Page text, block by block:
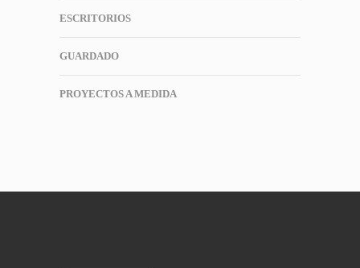
ESCRITORIOS
GUARDADO
PROYECTOS A MEDIDA